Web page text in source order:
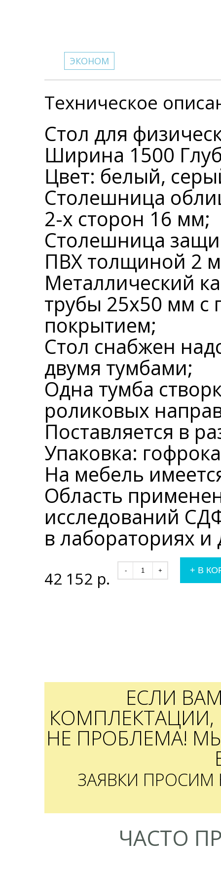
ЭКОНОМ
Техническое
Стол для
Ширина 1500
Цвет: белый,
Столешница
2-х сторон 16 мм;
Столешница
ПВХ толщиной 2
Металлический
трубы 25х50 мм
покрытием;
Стол снабжен
двумя тумбами;
Одна тумба
роликовых
Поставляется в
Упаковка:
На мебель
Область
исследований
в лабораториях
42 152 р. - + + В
ЕСЛИ
КОМПЛЕКТАЦИИ,
НЕ ПРОБЛЕМА!
ЗАЯВКИ
ЧАСТО